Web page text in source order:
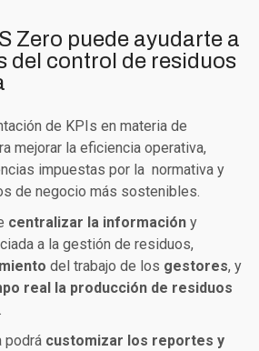
Zero puede ayudarte a
del control de residuos
de KPIs en materia de
mejorar la eficiencia operativa,
impuestas por la normativa y
de negocio más sostenibles.
centralizar la información y
a la gestión de residuos,
del trabajo de los gestores, y
real la producción de residuos
podrá customizar los reportes y